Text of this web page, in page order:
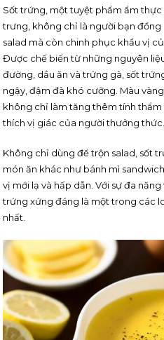
Sốt trứng, một tuyệt phẩm ẩm
trưng, không chỉ là người bạn
salad mà còn chinh phục khẩu vị
Được chế biến từ những nguyên
đường, dầu ăn và trứng gà, sốt
ngậy, đậm đà khó cưỡng. Màu
không chỉ làm tăng thêm tính
thích vị giác của người thưởng thức.
Không chỉ dùng để trộn salad, sốt
món ăn khác như bánh mì
vị mới lạ và hấp dẫn. Với sự đa
trứng xứng đáng là một trong các
nhất.